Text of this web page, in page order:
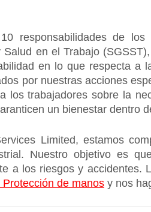
responsabilidades de
Salud en el Trabajo
en lo que respecta a
por nuestras acciones
los trabajadores sobre la
un bienestar dentro
Limited, estamos
Nuestro objetivo es
Protección de manos y nos